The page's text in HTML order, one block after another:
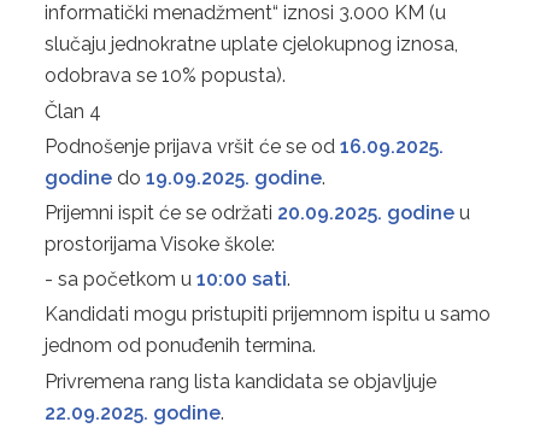
informatički menadžment“ iznosi 3.000 KM (u
slučaju jednokratne uplate cjelokupnog iznosa,
odobrava se 10% popusta).
Član 4
Podnošenje prijava vršit će se od16.09.2025.
godine do19.09.2025. godine.
Prijemni ispit će se održati 20.09.2025. godine u
prostorijama Visoke škole:
- sa početkom u10:00 sati.
Kandidati mogu pristupiti prijemnom ispitu u samo
jednom od ponuđenih termina.
Privremena rang lista kandidata se objavljuje
22.09.2025. godine.